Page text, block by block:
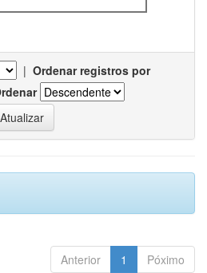
| Ordenar registros por
Anterior 1 Póximo